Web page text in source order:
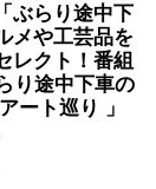
ぶらり途中下
メや工芸品を
レクト！番組
り途中下車の
ート巡り 」